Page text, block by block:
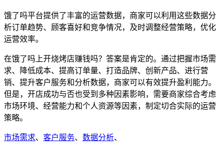
饿了吗平台提供了丰富的运营数据，商家可以利用这些数据分
析订单趋势、顾客喜好和竞争情况，及时调整经营策略，优化
运营效率。
在饿了吗上开烧烤店赚钱吗？答案是肯定的。通过把握市场需
求、降低成本、提高订单量、打造品牌、创新产品、进行营
销、提升客户服务和分析数据，商家可以有效提升盈利能力。
但是，开店成功与否也受到多种因素影响，需要商家综合考虑
市场环境、经营能力和个人资源等因素，制定切合实际的运营
策略。
市场需求、 客户服务、 数据分析、